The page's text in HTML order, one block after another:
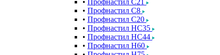
Профнастил С21
Профнастил С8
Профнастил С20
Профнастил НС35
Профнастил НС44
Профнастил Н60